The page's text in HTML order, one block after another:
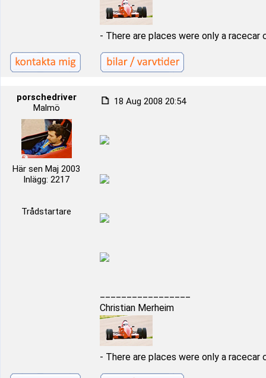
- There are places were only a racecar
porschedriver
Malmö
Här sen Maj 2003
Inlägg: 2217
Trådstartare
18 Aug 2008 20:54
Christian Merheim
- There are places were only a racecar